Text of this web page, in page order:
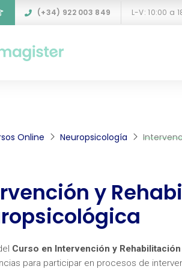
(+34) 922 003 849 L-V: 10:00 a
Online Neuropsicología
y
Curso en Intervención y
para participar en procesos de